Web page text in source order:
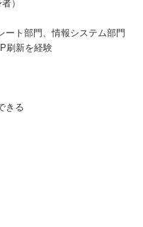
）
ト部門、情報システム部門
刷新を経験
きる